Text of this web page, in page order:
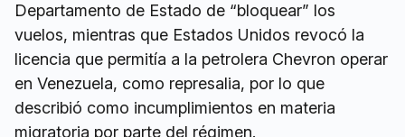
Departamento de Estado de “bloquear” los
vuelos, mientras que Estados Unidos revocó la
licencia que permitía a la petrolera Chevron operar
en Venezuela, como represalia, por lo que
describió como incumplimientos en materia
migratoria por parte del régimen.